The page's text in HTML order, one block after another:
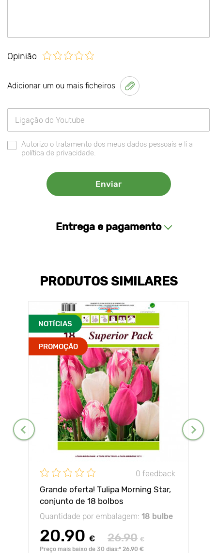
Opinião
Adicionar um ou mais ficheiros
Autorizo o tratamento dos meus dados pessoais e li a
política de privacidade.
Entrega e pagamento
PRODUTOS SIMILARES
NOTÍCIAS
PROMOÇÃO
0 feedback
Grande oferta! Tulipa Morning Star,
conjunto de 18 bolbos
Quantidade por embalagem: 18 bulbe
20.90 € 26.90 €
Preço mais baixo de 30 dias:* 26.90 €